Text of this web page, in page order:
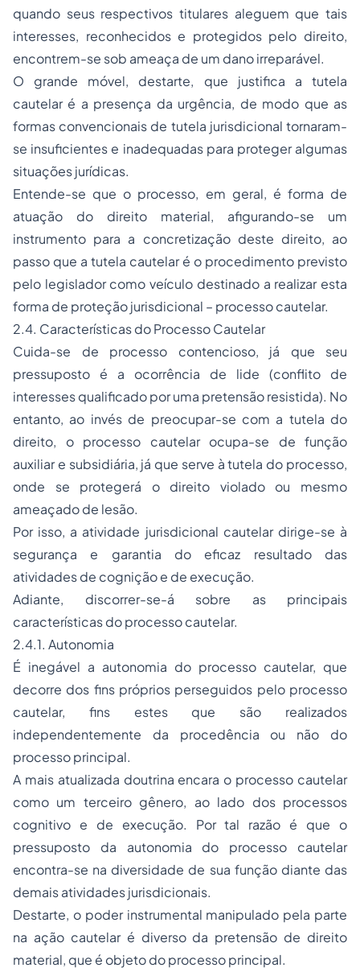
quando seus respectivos titulares aleguem que tais
interesses, reconhecidos e protegidos pelo direito,
encontrem-se sob ameaça de um dano irreparável.
O grande móvel, destarte, que justifica a tutela
cautelar é a presença da urgência, de modo que as
formas convencionais de tutela jurisdicional tornaram-
se insuficientes e inadequadas para proteger algumas
situações jurídicas.
Entende-se que o processo, em geral, é forma de
atuação do direito material, afigurando-se um
instrumento para a concretização deste direito, ao
passo que a tutela cautelar é o procedimento previsto
pelo legislador como veículo destinado a realizar esta
forma de proteção jurisdicional – processo cautelar.
2.4. Características do Processo Cautelar
Cuida-se de processo contencioso, já que seu
pressuposto é a ocorrência de lide (conflito de
interesses qualificado por uma pretensão resistida). No
entanto, ao invés de preocupar-se com a tutela do
direito, o processo cautelar ocupa-se de função
auxiliar e subsidiária, já que serve à tutela do processo,
onde se protegerá o direito violado ou mesmo
ameaçado de lesão.
Por isso, a atividade jurisdicional cautelar dirige-se à
segurança e garantia do eficaz resultado das
atividades de cognição e de execução.
Adiante, discorrer-se-á sobre as principais
características do processo cautelar.
2.4.1. Autonomia
É inegável a autonomia do processo cautelar, que
decorre dos fins próprios perseguidos pelo processo
cautelar, fins estes que são realizados
independentemente da procedência ou não do
processo principal.
A mais atualizada doutrina encara o processo cautelar
como um terceiro gênero, ao lado dos processos
cognitivo e de execução. Por tal razão é que o
pressuposto da autonomia do processo cautelar
encontra-se na diversidade de sua função diante das
demais atividades jurisdicionais.
Destarte, o poder instrumental manipulado pela parte
na ação cautelar é diverso da pretensão de direito
material, que é objeto do processo principal.